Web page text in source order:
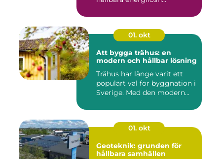
01. okt
Att bygga trähus: en
modern och hållbar lösning
Trähus har länge varit ett
populärt val för byggnation i
Sverige. Med den modern...
01. okt
Geoteknik: grunden för
hållbara samhällen